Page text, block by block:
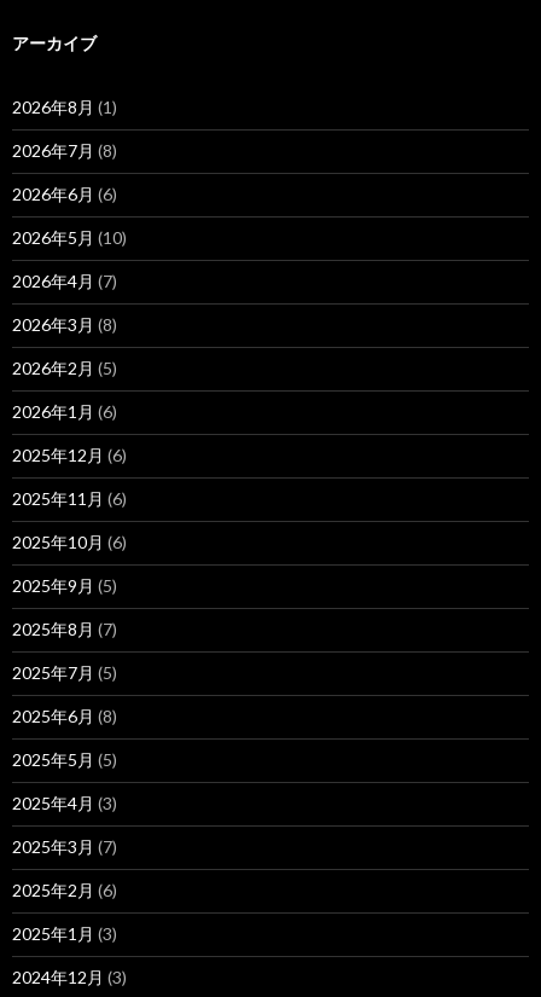
アーカイブ
2026年8月 (1)
2026年7月 (8)
2026年6月 (6)
2026年5月 (10)
2026年4月 (7)
2026年3月 (8)
2026年2月 (5)
2026年1月 (6)
2025年12月 (6)
2025年11月 (6)
2025年10月 (6)
2025年9月 (5)
2025年8月 (7)
2025年7月 (5)
2025年6月 (8)
2025年5月 (5)
2025年4月 (3)
2025年3月 (7)
2025年2月 (6)
2025年1月 (3)
2024年12月 (3)